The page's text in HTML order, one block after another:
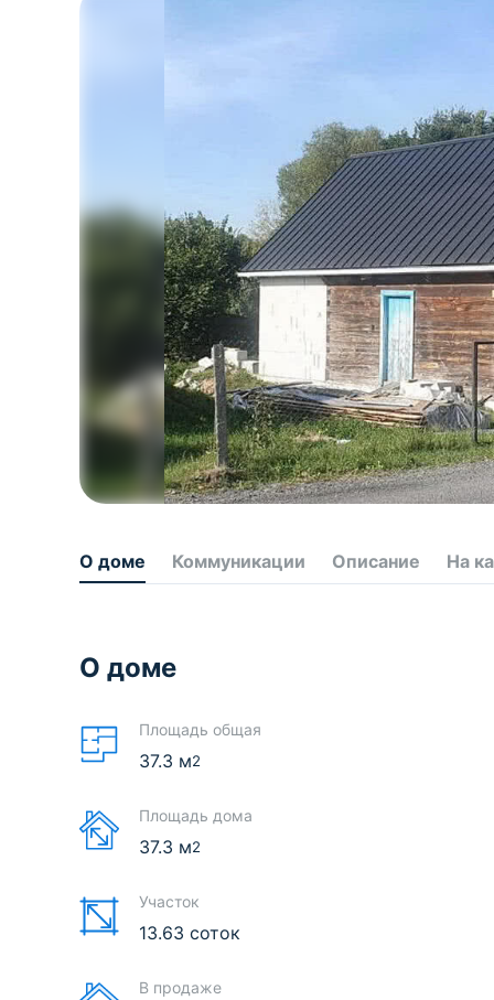
О доме Коммуникации Описание На
О доме
Площадь общая
37.3 м2
Площадь дома
37.3 м2
Участок
13.63 соток
В продаже